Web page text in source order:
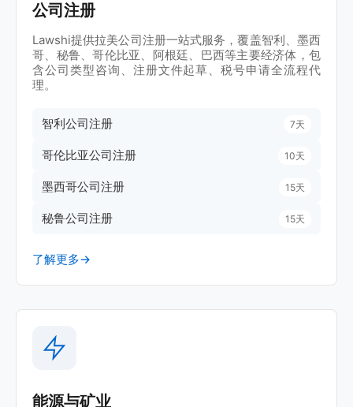
Lawshi协助青岛中鸿重工完成哥伦比亚及墨西哥投资
布局
Lawshi协助宝宝巴士完成墨西哥投资法律尽调
工程建设 | 拉美
Lawshi为石泵泵业提供拉美投资与合规专业支持
专业服务 | 墨西哥
与合规架构建设
工业制造 | 墨西哥
Lawshi助力塑机自动化领军品牌SHINI信易集团落子
争议解决 | 智利
境商事争议
公司注册
Lawshi提供拉美公司注册一站式服务，覆盖智利、墨西
哥、秘鲁、哥伦比亚、阿根廷、巴西等主要经济体，包
含公司类型咨询、注册文件起草、税号申请全流程代
理。
智利公司注册 7天
哥伦比亚公司注册 10天
墨西哥公司注册 15天
秘鲁公司注册 15天
了解更多→
能源与矿业